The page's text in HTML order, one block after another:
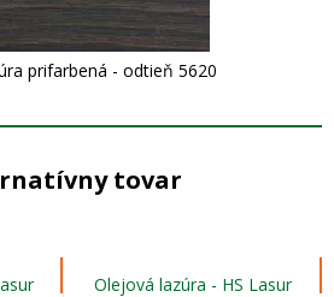
prifarbená - odtieň 5620
tovar
Olejová lazúra - HS Lasur